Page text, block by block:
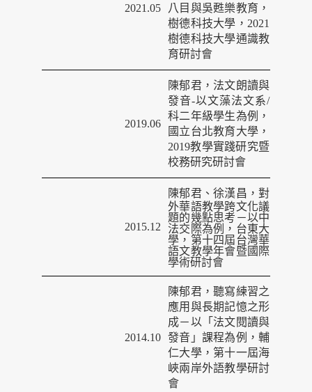
2021.05
八目與吳甦樂教育，
樹德科技大學，2021
樹德科技大學通識教
育研討會
2019.06
陳郁君，法文朗讀與
發音-以文藻法文系/
科二年級學生為例，
國立台北教育大學，
2019教學實踐研究暨
校務研究研討會
2015.12
陳郁君、徐漢昌，對
外華語教學跨文化議
題的幾點思考－以中
法交際為例，台東大
學，第十四屆台灣華
語文教學年會暨國際
學術研討會
2014.10
陳郁君，聽寫練習之
應用與長期記憶之形
成－以「法文閱讀與
發音」課程為例，輔
仁大學，第十一屆海
峽兩岸外語教學研討
會